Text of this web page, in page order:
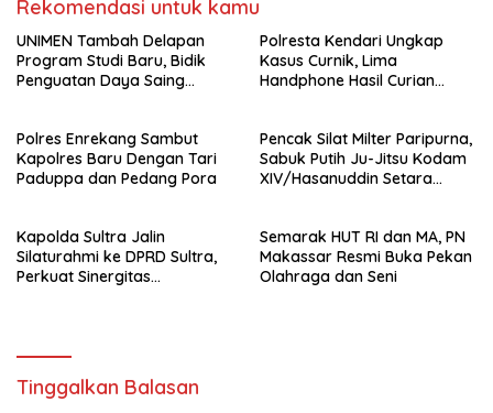
Rekomendasi untuk kamu
UNIMEN Tambah Delapan
Program Studi Baru, Bidik
Penguatan Daya Saing
Polresta Kendari Ungkap
Kasus Curnik, Lima
Handphone Hasil Curian
Polres Enrekang Sambut
Kapolres Baru Dengan Tari
Paduppa dan Pedang Pora
Pencak Silat Milter Paripurna,
Sabuk Putih Ju-Jitsu Kodam
XIV/Hasanuddin Setara
Kapolda Sultra Jalin
Silaturahmi ke DPRD Sultra,
Perkuat Sinergitas
Semarak HUT RI dan MA, PN
Makassar Resmi Buka Pekan
Olahraga dan Seni
Tinggalkan Balasan